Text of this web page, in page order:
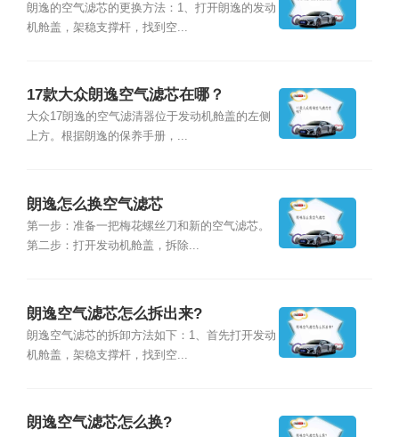
朗逸的空气滤芯的更换方法：1、打开朗逸的发动
机舱盖，架稳支撑杆，找到空...
17款大众朗逸空气滤芯在哪？
大众17朗逸的空气滤清器位于发动机舱盖的左侧
上方。根据朗逸的保养手册，...
朗逸怎么换空气滤芯
第一步：准备一把梅花螺丝刀和新的空气滤芯。
第二步：打开发动机舱盖，拆除...
朗逸空气滤芯怎么拆出来?
朗逸空气滤芯的拆卸方法如下：1、首先打开发动
机舱盖，架稳支撑杆，找到空...
朗逸空气滤芯怎么换?